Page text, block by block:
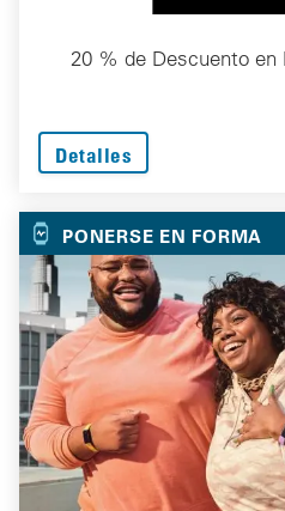
20 % de Descuento
Detalles
PONERSE EN FORMA